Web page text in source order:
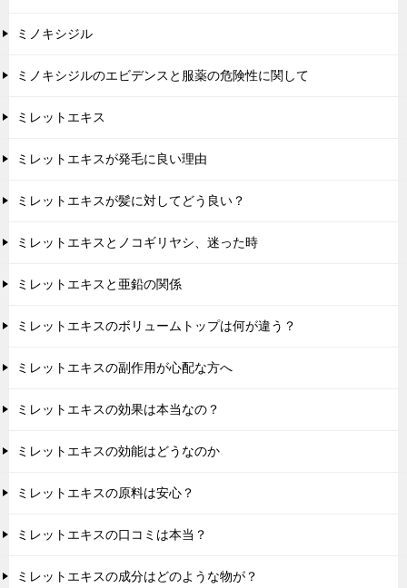
ミノキシジル
ミノキシジルのエビデンスと服薬の危険性に関して
ミレットエキス
ミレットエキスが発毛に良い理由
ミレットエキスが髪に対してどう良い？
ミレットエキスとノコギリヤシ、迷った時
ミレットエキスと亜鉛の関係
ミレットエキスのボリュームトップは何が違う？
ミレットエキスの副作用が心配な方へ
ミレットエキスの効果は本当なの？
ミレットエキスの効能はどうなのか
ミレットエキスの原料は安心？
ミレットエキスの口コミは本当？
ミレットエキスの成分はどのような物が？